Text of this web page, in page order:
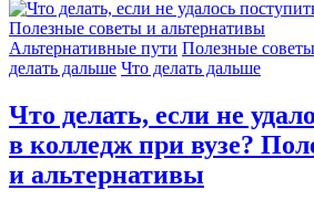
Альтернативные пути Полезные советы
делать дальше Что делать дальше
Что делать, если не
в колледж при вузе?
и альтернативы